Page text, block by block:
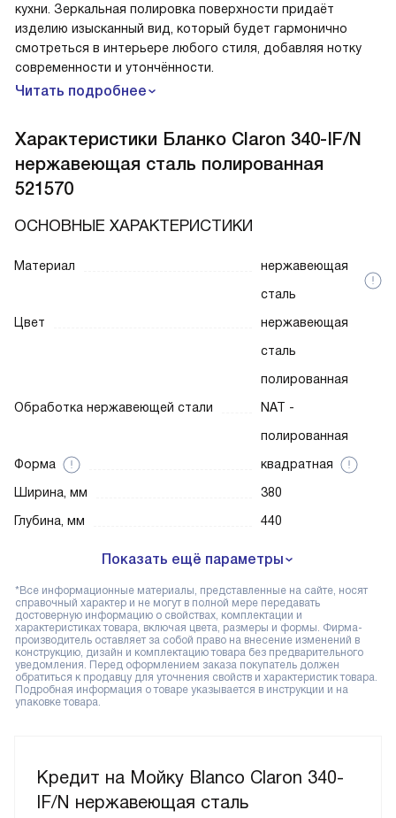
Кредит на Мойку Blanco Claron 340-
IF/N нержавеющая сталь
кухни. Зеркальная полировка поверхности придаёт
изделию изысканный вид, который будет гармонично
смотреться в интерьере любого стиля, добавляя нотку
современности и утончённости.
Читать подробнее
Характеристики Бланко Claron 340-IF/N
нержавеющая сталь полированная
521570
ОСНОВНЫЕ ХАРАКТЕРИСТИКИ
Материал
нержавеющая
сталь
Цвет
нержавеющая
сталь
полированная
Обработка нержавеющей стали
NAT -
полированная
Форма
квадратная
Ширина, мм
380
Глубина, мм
440
Показать ещё параметры
*Все информационные материалы, представленные на сайте, носят
справочный характер и не могут в полной мере передавать
достоверную информацию о свойствах, комплектации и
характеристиках товара, включая цвета, размеры и формы. Фирма-
производитель оставляет за собой право на внесение изменений в
конструкцию, дизайн и комплектацию товара без предварительного
уведомления. Перед оформлением заказа покупатель должен
обратиться к продавцу для уточнения свойств и характеристик товара.
Подробная информация о товаре указывается в инструкции и на
упаковке товара.